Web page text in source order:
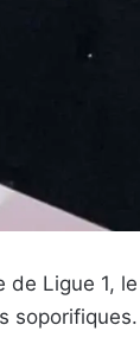
Ligue 1,
soporifiques.